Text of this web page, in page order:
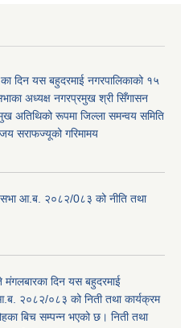
दिन यस बहुदरमाई नगरपालिकाको १५
अध्यक्ष नगरप्रमुख श्री सिँगासन
अतिथिको रूपमा जिल्ला समन्वय समिति
सराफज्यूको गरिमामय
सभा आ.ब. २०८२/0८३ को नीति तथा
दिन यस बहुदरमाई
२०८२/०८३ को निती तथा कार्यक्रम
बिच सम्पन्न भएको छ। निती तथा